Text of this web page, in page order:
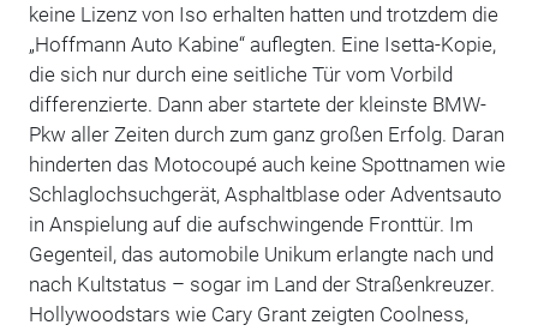
keine Lizenz von Iso erhalten hatten und trotzdem die
„Hoffmann Auto Kabine“ auflegten. Eine Isetta-Kopie,
die sich nur durch eine seitliche Tür vom Vorbild
differenzierte. Dann aber startete der kleinste BMW-
Pkw aller Zeiten durch zum ganz großen Erfolg. Daran
hinderten das Motocoupé auch keine Spottnamen wie
Schlaglochsuchgerät, Asphaltblase oder Adventsauto
in Anspielung auf die aufschwingende Fronttür. Im
Gegenteil, das automobile Unikum erlangte nach und
nach Kultstatus – sogar im Land der Straßenkreuzer.
Hollywoodstars wie Cary Grant zeigten Coolness,